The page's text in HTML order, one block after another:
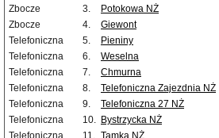
Zbocze
3. Potokowa NŻ
Zbocze
4. Giewont
Telefoniczna
5. Pieniny
Telefoniczna
6. Weselna
Telefoniczna
7. Chmurna
Telefoniczna
8. Telefoniczna Zajezdnia NŻ
Telefoniczna
9. Telefoniczna 27 NŻ
Telefoniczna
10. Bystrzycka NŻ
Telefoniczna
11. Tamka NŻ